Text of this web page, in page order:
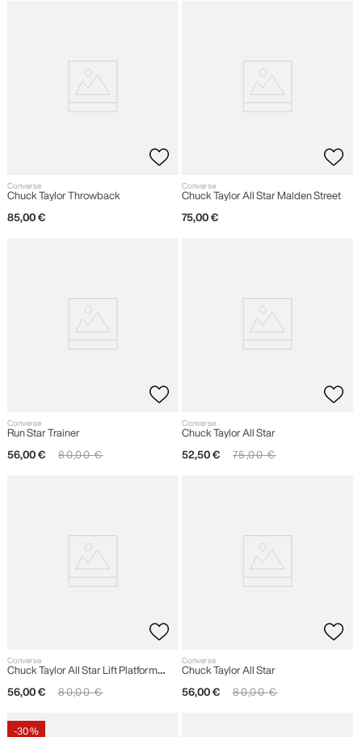
Converse
Chuck Taylor Throwback
85,00 €
Converse
Chuck Taylor All Star Malden Street
75,00 €
Converse
Run Star Trainer
56,00 € 80,00 €
Converse
Chuck Taylor All Star
52,50 € 75,00 €
Converse
Chuck Taylor All Star Lift Platform
56 00 € 80,00 €
Converse
Chuck Taylor All Star
56 00 € 80,00 €
-30 %